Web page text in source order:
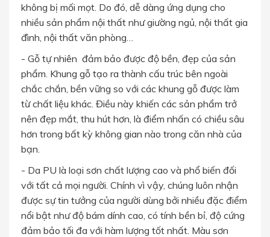
không bị mối mọt. Do đó, dễ dàng ứng dụng cho
nhiều sản phẩm nội thất như giường ngủ, nội thất gia
đình, nội thất văn phòng…
- Gỗ tự nhiên đảm bảo được độ bền, đẹp của sản
phẩm. Khung gỗ tạo ra thành cấu trúc bên ngoài
chắc chắn, bền vững so với các khung gỗ được làm
từ chất liệu khác. Điều này khiến các sản phẩm trở
nên đẹp mắt, thu hút hơn, là điểm nhấn có chiều sâu
hơn trong bất kỳ không gian nào trong căn nhà của
bạn.
- Da PU là loại sơn chất lượng cao và phổ biến đối
với tất cả mọi người. Chính vì vậy, chúng luôn nhận
được sự tin tưởng của người dùng bởi nhiều đặc điểm
nổi bật như độ bám dính cao, có tính bền bỉ, độ cứng
đảm bảo tối đa với hàm lượng tốt nhất. Màu sơn